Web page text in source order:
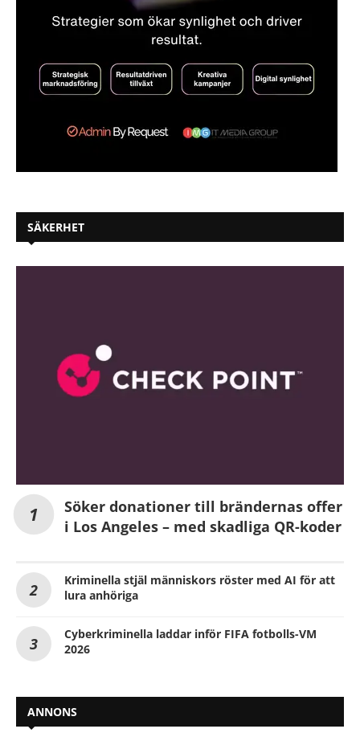
SÄKERHET
Söker donationer till brändernas offer
i Los Angeles – med skadliga QR-koder
Kriminella stjäl människors röster med AI för att
lura anhöriga
Cyberkriminella laddar inför FIFA fotbolls-VM
2026
ANNONS